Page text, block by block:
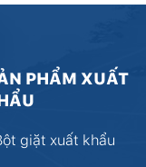
PHẨM XUẤT
giặt xuất khẩu